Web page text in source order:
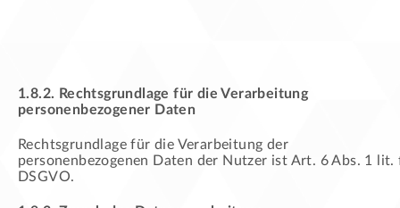
1.8.2. Rechtsgrundlage für die Verarbeitung
personenbezogener Daten
Rechtsgrundlage für die Verarbeitung der
personenbezogenen Daten der Nutzer ist Art. 6 Abs. 1 lit.
DSGVO.